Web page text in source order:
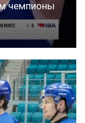
чемпионы